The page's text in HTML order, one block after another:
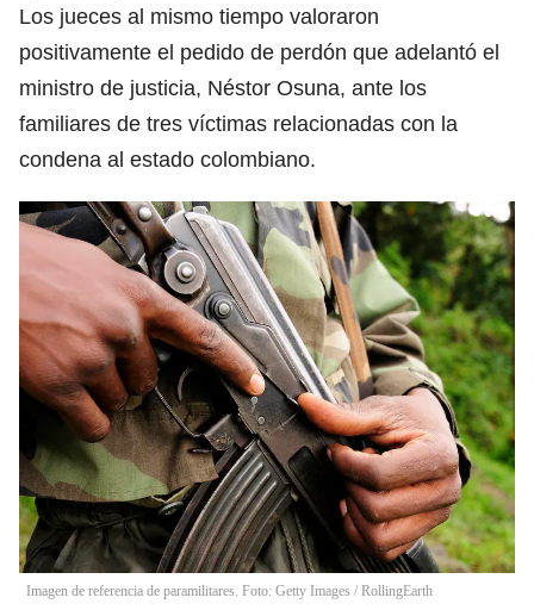
Los jueces al mismo tiempo valoraron
positivamente el pedido de perdón que adelantó el
ministro de justicia, Néstor Osuna, ante los
familiares de tres víctimas relacionadas con la
condena al estado colombiano.
Imagen de referencia de paramilitares. Foto: Getty Images / RollingEarth